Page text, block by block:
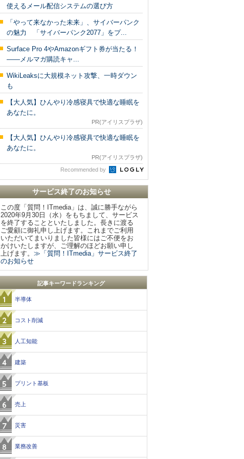
使えるメール配信システムの選び方
「やって来なかった未来」、サイバーパンク
の魅力 「サイバーパンク2077」をプ...
Surface Pro 4やAmazonギフト券が当たる！
――メルマガ購読キャ...
WikiLeaksに大規模ネット攻撃、一時ダウン
も
【大人気】ひんやり冷感寝具で快適な睡眠を
あなたに。
PR(アイリスプラザ)
【大人気】ひんやり冷感寝具で快適な睡眠を
あなたに。
PR(アイリスプラザ)
Recommended by
サービス終了のお知らせ
この度「質問！ITmedia」は、誠に勝手ながら
2020年9月30日（水）をもちまして、サービス
を終了することといたしました。長きに渡る
ご愛顧に御礼申し上げます。これまでご利用
いただいてまいりました皆様にはご不便をお
かけいたしますが、ご理解のほどお願い申し
上げます。 ≫「質問！ITmedia」サービス終了
のお知らせ
記事キーワードランキング
半導体
コスト削減
人工知能
建築
プリント基板
売上
災害
業務改善